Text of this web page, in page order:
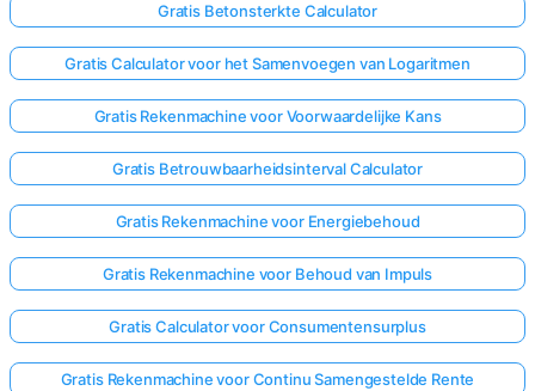
Gratis Betonsterkte Calculator
Gratis Calculator voor het Samenvoegen van Logaritmen
Gratis Rekenmachine voor Voorwaardelijke Kans
Gratis Betrouwbaarheidsinterval Calculator
Gratis Rekenmachine voor Energiebehoud
Gratis Rekenmachine voor Behoud van Impuls
Gratis Calculator voor Consumentensurplus
Gratis Rekenmachine voor Continu Samengestelde Rente